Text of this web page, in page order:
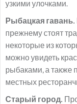
узкими улочками.
Рыбацкая гавань.
прежнему стоят
некоторые из
можно увидеть
рыбаками, а также
местных
Старый город.